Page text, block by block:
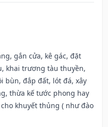
gắn cửa, kê gác, đặt
khai trương tàu thuyền,
bùn, đắp đất, lót đá, xây
thừa kế tước phong hay
khuyết thủng ( như đào